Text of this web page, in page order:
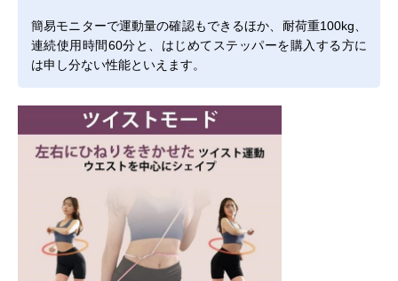
簡易モニターで運動量の確認もできるほか、耐荷重100kg、
連続使用時間60分と、はじめてステッパーを購入する方に
は申し分ない性能といえます。